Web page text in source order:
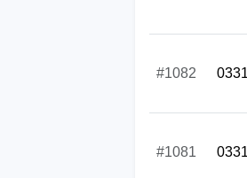
#1082
#1081